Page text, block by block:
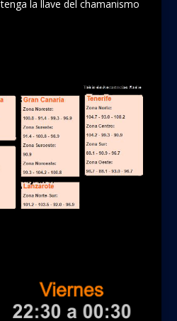
la llave del chamanismo